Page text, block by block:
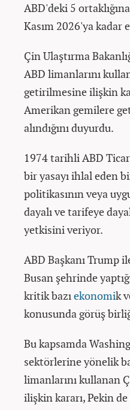
ABD'deki 5
Kasım 2026'ya
Çin Ulaştırma
ABD limanlarını
getirilmesine ilişkin
Amerikan gemilere
alındığını duyurdu.
1974 tarihli ABD
bir yasayı ihlal eden
politikasının veya
dayalı ve tarifeye
yetkisini veriyor.
ABD Başkanı Trump
Busan şehrinde
kritik bazıekonomik
konusunda görüş
Bu kapsamda
sektörlerine yönelik
limanlarını kullanan
ilişkin kararı, Pekin